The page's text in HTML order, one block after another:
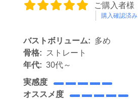
ご購入者様
購入確認済み
バストボリューム: 多め
骨格:
ストレート
年代: 30代～
実感度
オススメ度